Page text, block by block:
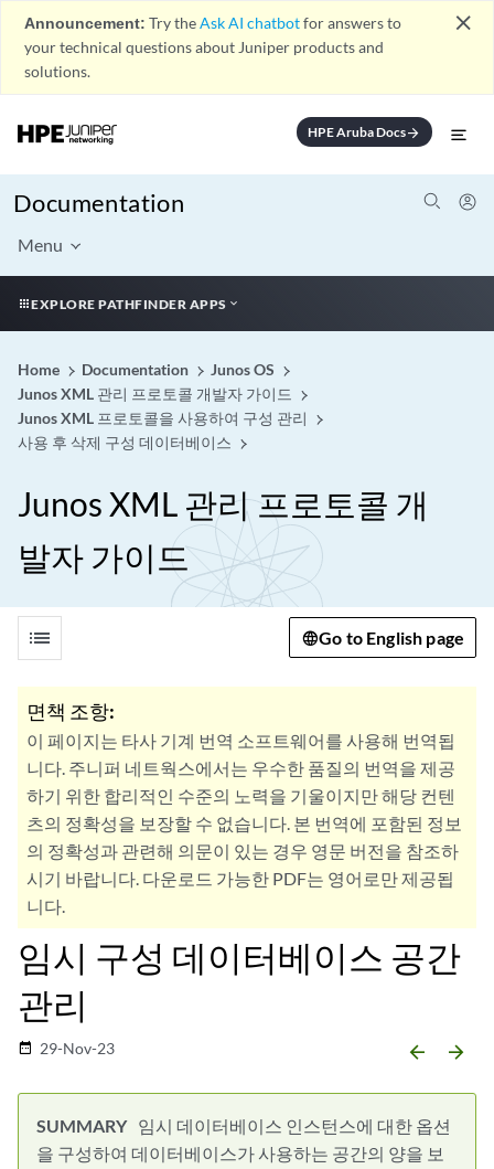
Announcement: Try theAsk AI chatbotfor answers to
your technical questions about Juniper products and
solutions.
close
HPE Aruba Docsarrow_forward
Documentation
Menu
EXPLORE PATHFINDER APPS
Home Documentation
Junos OS
Junos XML 관리 프로토콜 개발자 가이드
Junos XML 프로토콜을 사용하여 구성 관리
사용 후 삭제 구성 데이터베이스
Junos XML 관리 프로토콜 개
발자 가이드
list Go to English page
면책 조항:
이 페이지는 타사 기계 번역 소프트웨어를 사용해 번역됩
니다. 주니퍼 네트웍스에서는 우수한 품질의 번역을 제공
하기 위한 합리적인 수준의 노력을 기울이지만 해당 컨텐
츠의 정확성을 보장할 수 없습니다. 본 번역에 포함된 정보
의 정확성과 관련해 의문이 있는 경우 영문 버전을 참조하
시기 바랍니다. 다운로드 가능한 PDF는 영어로만 제공됩
니다.
임시 구성 데이터베이스 공간
관리
date_range 29-Nov-23 arrow_backward arrow_forward
임시 데이터베이스 인스턴스에 대한 옵션
을 구성하여 데이터베이스가 사용하는 공간의 양을 보